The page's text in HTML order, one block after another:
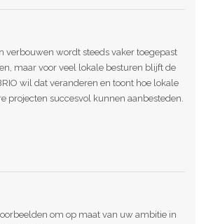
verbouwen wordt steeds vaker toegepast
maar voor veel lokale besturen blijft de
wil dat veranderen en toont hoe lokale
projecten succesvol kunnen aanbesteden.
om op maat van uw ambitie in